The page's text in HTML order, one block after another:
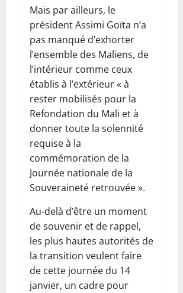
Mais par ailleurs, le
président Assimi Goïta n’a
pas manqué d’exhorter
l’ensemble des Maliens, de
l’intérieur comme ceux
établis à l’extérieur « à
rester mobilisés pour la
Refondation du Mali et à
donner toute la solennité
requise à la
commémoration de la
Journée nationale de la
Souveraineté retrouvée ».
Au-delà d’être un moment
de souvenir et de rappel,
les plus hautes autorités de
la transition veulent faire
de cette journée du 14
janvier, un cadre pour